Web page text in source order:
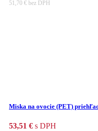
51,70 € bez DPH
Miska na ovocie (PET)
53,51 € s DPH